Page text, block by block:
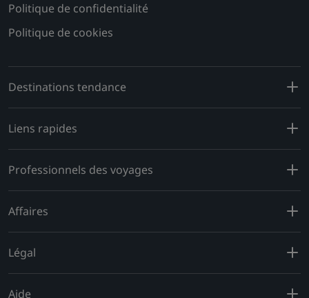
Politique de confidentialité
Politique de cookies
Destinations tendance
Liens rapides
Professionnels des voyages
Affaires
Légal
Aide